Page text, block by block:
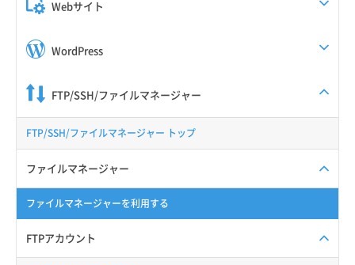
Webサイト
WordPress
FTP/SSH/ファイルマネージャー
FTP/SSH/ファイルマネージャー トップ
ファイルマネージャー
ファイルマネージャーを利用する
FTPアカウント